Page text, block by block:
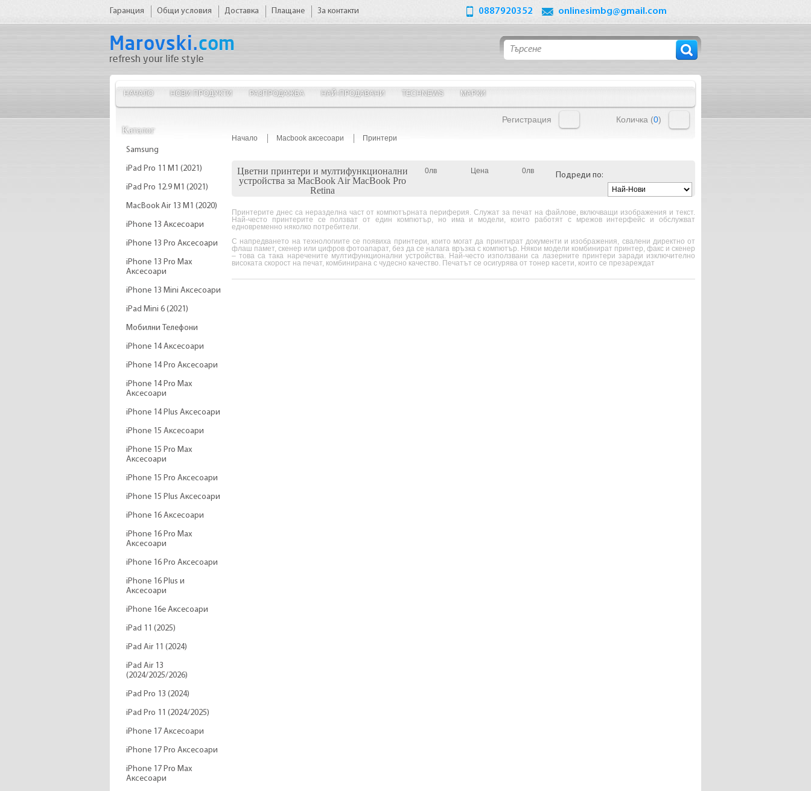
Гаранция Общи условия Доставка Плащане За контакти 0887920352 onlinesimbg@gmail.com
НАЧАЛО НОВИ ПРОДУКТИ РАЗПРОДАЖБА НАЙ-ПРОДАВАНИ TECHNEWS МАРКИ
Регистрация Количка (0)
Каталог
Samsung
iPad Pro 11 M1 (2021)
iPad Pro 12.9 M1 (2021)
MacBook Air 13 M1 (2020)
iPhone 13 Аксесоари
iPhone 13 Pro Аксесоари
iPhone 13 Pro Max
Аксесоари
iPhone 13 Mini Аксесоари
iPad Mini 6 (2021)
Мобилни Телефони
iPhone 14 Аксесоари
iPhone 14 Pro Аксесоари
iPhone 14 Pro Max
Аксесоари
iPhone 14 Plus Аксесоари
iPhone 15 Аксесоари
iPhone 15 Pro Max
Аксесоари
iPhone 15 Pro Аксесоари
iPhone 15 Plus Аксесоари
iPhone 16 Аксесоари
iPhone 16 Pro Max
Аксесоари
iPhone 16 Pro Аксесоари
iPhone 16 Plus и
Аксесоари
iPhone 16e Аксесоари
iPad 11 (2025)
iPad Air 11 (2024)
iPad Air 13
(2024/2025/2026)
iPad Pro 13 (2024)
iPad Pro 11 (2024/2025)
iPhone 17 Аксесоари
iPhone 17 Pro Аксесоари
iPhone 17 Pro Max
Аксесоари
Начало Macbook аксесоари Принтери
Цветни принтери и мултифункционални
устройства за MacBook Air MacBook Pro
Retina
0лв 0лв
Цена Подреди по:
Принтерите днес са неразделна част от компютърната периферия. Служат за печат на файлове, включващи изображения и текст.
Най-често принтерите се ползват от един компютър, но има и модели, които работят с мрежов интерфейс и обслужват
едновременно няколко потребители.
С напредването на технологиите се появиха принтери, които могат да принтират документи и изображения, свалени директно от
флаш памет, скенер или цифров фотоапарат, без да се налага връзка с компютър. Някои модели комбинират принтер, факс и скенер
– това са така наречените мултифункционални устройства. Най-често използвани са лазерните принтери заради изключително
високата скорост на печат, комбинирана с чудесно качество. Печатът се осигурява от тонер касети, които се презареждат